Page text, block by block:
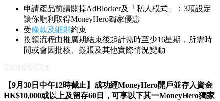
申請產品前請關掉AdBlocker及「私人模式」：3項設定
讓你順利取得MoneyHero獨家優惠
受條款及細則 約束
換領流程由推廣期結束後起計需時至少16星期，所需時
間或會因批核、簽賬及其他實際情況變動
==========
【9月30日中午12時截止】成功經MoneyHero開戶並存入資金
HK$10,000或以上及留存60日，可享以下其一MoneyHero獨家